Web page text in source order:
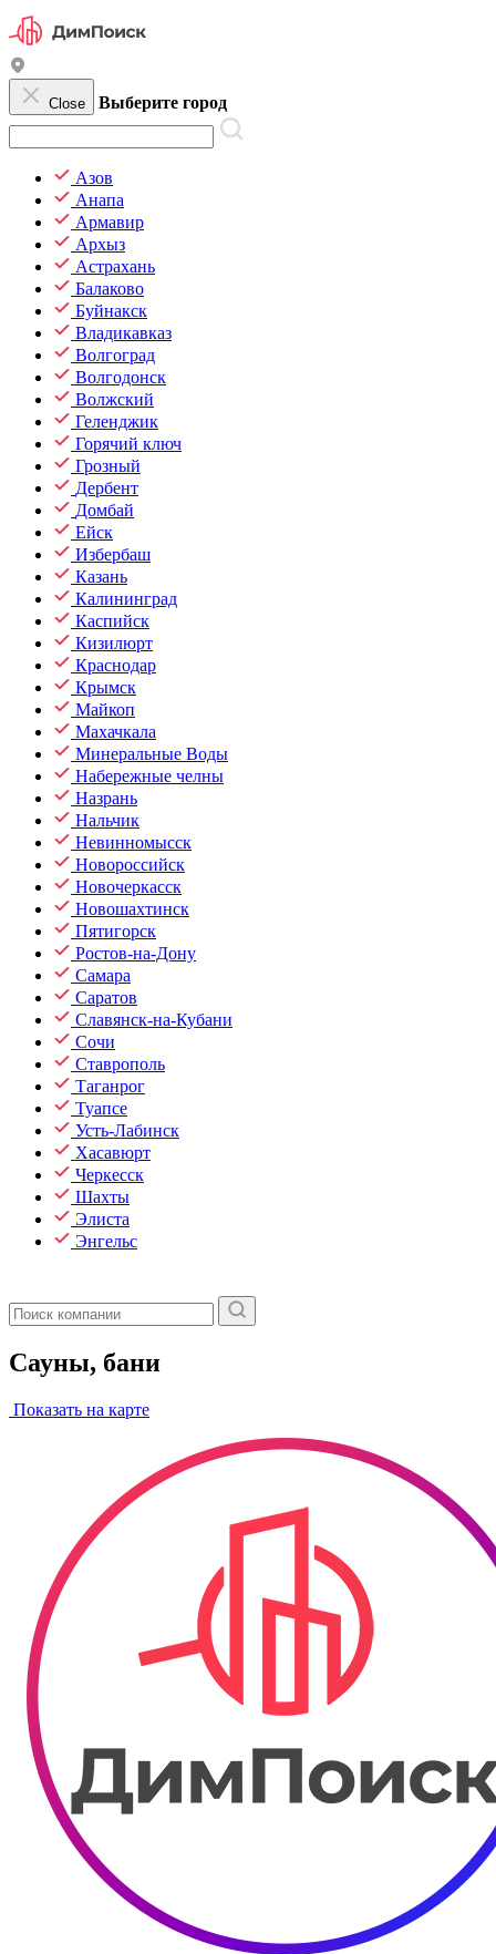
Close Выберите город
Азов
Анапа
Армавир
Архыз
Астрахань
Балаково
Буйнакск
Владикавказ
Волгоград
Волгодонск
Волжский
Геленджик
Горячий ключ
Грозный
Дербент
Домбай
Ейск
Избербаш
Казань
Калининград
Каспийск
Кизилюрт
Краснодар
Крымск
Майкоп
Махачкала
Минеральные Воды
Набережные челны
Назрань
Нальчик
Невинномысск
Новороссийск
Новочеркасск
Новошахтинск
Пятигорск
Ростов-на-Дону
Самара
Саратов
Славянск-на-Кубани
Сочи
Ставрополь
Таганрог
Туапсе
Усть-Лабинск
Хасавюрт
Черкесск
Шахты
Элиста
Энгельс
Сауны, бани
Показать на карте